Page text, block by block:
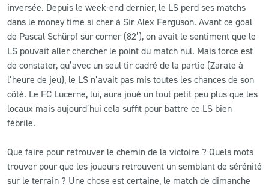
inversée. Depuis le week-end dernier, le LS perd ses matchs
dans le money time si cher à Sir Alex Ferguson. Avant ce goal
de Pascal Schürpf sur corner (82’), on avait le sentiment que le
LS pouvait aller chercher le point du match nul. Mais force est
de constater, qu’avec un seul tir cadré de la partie (Zarate à
l’heure de jeu), le LS n’avait pas mis toutes les chances de son
côté. Le FC Lucerne, lui, aura joué un tout petit peu plus que les
locaux mais aujourd’hui cela suffit pour battre ce LS bien
fébrile.
Que faire pour retrouver le chemin de la victoire ? Quels mots
trouver pour que les joueurs retrouvent un semblant de sérénité
sur le terrain ? Une chose est certaine, le match de dimanche